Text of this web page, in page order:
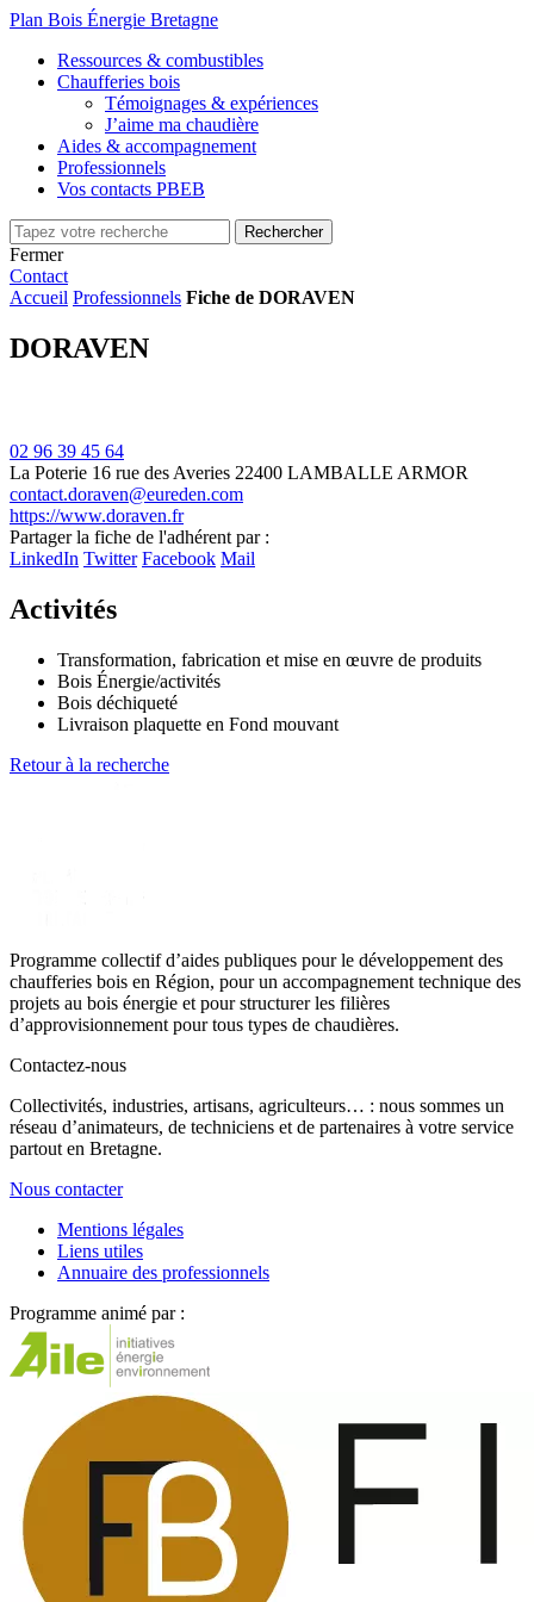
Plan Bois Énergie Bretagne
Ressources & combustibles
Chaufferies bois
Témoignages & expériences
J’aime ma chaudière
Aides & accompagnement
Professionnels
Vos contacts PBEB
Fermer
Contact
Accueil Professionnels Fiche de DORAVEN
DORAVEN
02 96 39 45 64
La Poterie 16 rue des Averies 22400 LAMBALLE ARMOR
contact.doraven@eureden.com
https://www.doraven.fr
+
−
Partager la fiche de l'adhérent par :
LinkedIn Twitter Facebook Mail
Activités
Transformation, fabrication et mise en œuvre de produits
Bois Énergie/activités
Bois déchiqueté
Livraison plaquette en Fond mouvant
Retour à la recherche
Programme collectif d’aides publiques pour le développement des
chaufferies bois en Région, pour un accompagnement technique des
projets au bois énergie et pour structurer les filières
d’approvisionnement pour tous types de chaudières.
Contactez-nous
Collectivités, industries, artisans, agriculteurs… : nous sommes un
réseau d’animateurs, de techniciens et de partenaires à votre service
partout en Bretagne.
Nous contacter
Mentions légales
Liens utiles
Annuaire des professionnels
Programme animé par :